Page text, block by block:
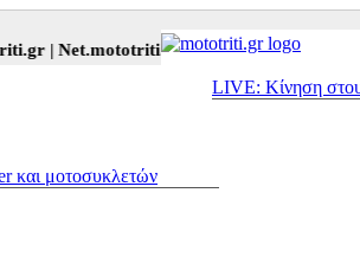
Net.mototriti.gr |Προϊόντα & Υπηρεσίες |
LIVE: Κίνηση
και μοτοσυκλετών